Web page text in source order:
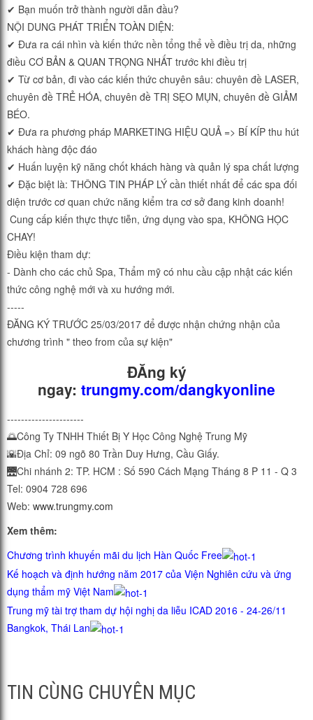
✔ Bạn muốn trở thành người dẫn đầu?
NỘI DUNG PHÁT TRIỂN TOÀN DIỆN:
✔ Đưa ra cái nhìn và kiến thức nền tổng thể về điều trị da, những
điều CƠ BẢN & QUAN TRỌNG NHẤT trước khi điều trị
✔ Từ cơ bản, đi vào các kiến thức chuyên sâu: chuyên đề LASER,
chuyên đề TRẺ HÓA, chuyên đề TRỊ SẸO MỤN, chuyên đề GIẢM
BÉO.
✔ Đưa ra phương pháp MARKETING HIỆU QUẢ => BÍ KÍP thu hút
khách hàng độc đáo
✔ Huấn luyện kỹ năng chốt khách hàng và quản lý spa chất lượng
✔ Đặc biệt là: THÔNG TIN PHÁP LÝ cần thiết nhất để các spa đối
diện trước cơ quan chức năng kiểm tra cơ sở đang kinh doanh!
Cung cấp kiến thực thực tiễn, ứng dụng vào spa, KHÔNG HỌC
CHAY!
Điều kiện tham dự:
- Dành cho các chủ Spa, Thẩm mỹ có nhu cầu cập nhật các kiến
thức công nghệ mới và xu hướng mới.
-----
ĐĂNG KÝ TRƯỚC 25/03/2017 để được nhận chứng nhận của
chương trình " theo from của sự kiện"
ĐĂng ký
ngay: trungmy.com/dangkyonline
----------------------
🌅Công Ty TNHH Thiết Bị Y Học Công Nghệ Trung Mỹ
🌇Địa Chỉ: 09 ngõ 80 Trần Duy Hưng, Cầu Giấy.
🌉Chi nhánh 2: TP. HCM : Số 590 Cách Mạng Tháng 8 P 11 - Q 3
Tel: 0904 728 696
Web: www.trungmy.com
Xem thêm:
Chương trình khuyến mãi du lịch Hàn Quốc Free
Kế hoạch và định hướng năm 2017 của Viện Nghiên cứu và ứng
dụng thẩm mỹ Việt Nam
Trung mỹ tài trợ tham dự hội nghị da liễu ICAD 2016 - 24-26/11
Bangkok, Thái Lan
TIN CÙNG CHUYÊN MỤC